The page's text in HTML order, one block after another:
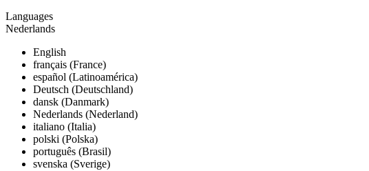
Languages
Nederlands
English
français (France)
español (Latinoamérica)
Deutsch (Deutschland)
dansk (Danmark)
Nederlands (Nederland)
italiano (Italia)
polski (Polska)
português (Brasil)
svenska (Sverige)